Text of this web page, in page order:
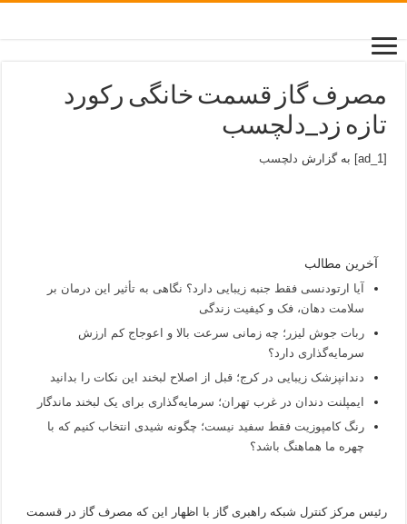
مصرف گاز قسمت خانگی رکورد
تازه زد_دلچسب
[ad_1] به گزارش دلچسب
آخرین مطالب
آیا ارتودنسی فقط جنبه زیبایی دارد؟ نگاهی به تأثیر این درمان بر
سلامت دهان، فک و کیفیت زندگی
ربات جوش لیزر؛ چه زمانی سرعت بالا و اعوجاج کم ارزش
سرمایه‌گذاری دارد؟
دندانپزشک زیبایی در کرج؛ قبل از اصلاح لبخند این نکات را بدانید
ایمپلنت دندان در غرب تهران؛ سرمایه‌گذاری برای یک لبخند ماندگار
رنگ کامپوزیت فقط سفید نیست؛ چگونه شیدی انتخاب کنیم که با
چهره ما هماهنگ باشد؟
رئیس مرکز کنترل شبکه راهبری گاز با اظهار این که مصرف گاز در قسمت